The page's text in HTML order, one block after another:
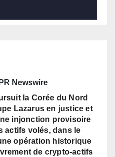
Newswire
la Corée du Nord
Lazarus en justice et
injonction provisoire
actifs volés, dans le
opération historique
de crypto-actifs